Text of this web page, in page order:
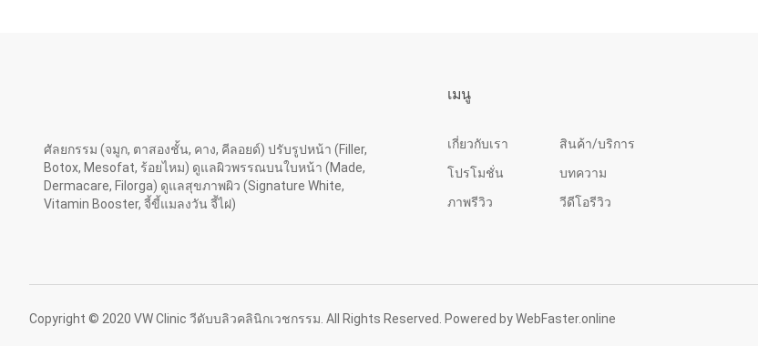
ศัลยกรรม (จมูก, ตาสองชั้น, คาง, คีลอยด์) ปรับรูปหน้า (Filler,
Botox, Mesofat, ร้อยไหม) ดูแลผิวพรรณบนใบหน้า (Made,
Dermacare, Filorga) ดูแลสุขภาพผิว (Signature White,
Vitamin Booster, จี้ขี้แมลงวัน จี้ไฝ)
เมนู
เกี่ยวกับเรา
สินค้า/บริการ
โปรโมชั่น
บทความ
ภาพรีวิว
วีดีโอรีวิว
Copyright © 2020 VW Clinic วีดับบลิวคลินิกเวชกรรม. All Rights Reserved. Powered byWebFaster.online